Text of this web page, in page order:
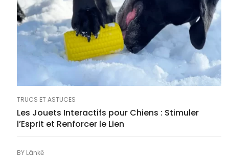
TRUCS ET ASTUCES
Les Jouets Interactifs pour Chiens : Stimuler
l’Esprit et Renforcer le Lien
BY Länkē